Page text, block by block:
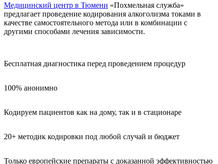
Медицинский центр в Тюмени «Похмельная служба»
предлагает проведение кодирования алкоголизма токами в
качестве самостоятельного метода или в комбинации с
другими способами лечения зависимости.
Бесплатная диагностика перед проведением процедур
100% анонимно
Кодируем пациентов как на дому, так и в стационаре
20+ методик кодировки под любой случай и бюджет
Только европейские препараты с доказанной эффективностью